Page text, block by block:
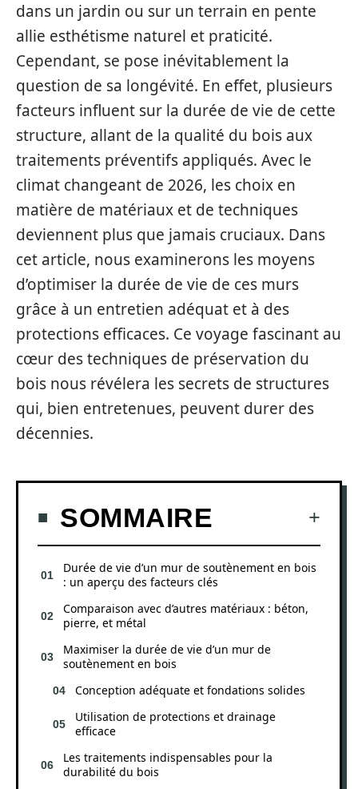
dans un jardin ou sur un terrain en pente
allie esthétisme naturel et praticité.
Cependant, se pose inévitablement la
question de sa longévité. En effet, plusieurs
facteurs influent sur la durée de vie de cette
structure, allant de la qualité du bois aux
traitements préventifs appliqués. Avec le
climat changeant de 2026, les choix en
matière de matériaux et de techniques
deviennent plus que jamais cruciaux. Dans
cet article, nous examinerons les moyens
d’optimiser la durée de vie de ces murs
grâce à un entretien adéquat et à des
protections efficaces. Ce voyage fascinant au
cœur des techniques de préservation du
bois nous révélera les secrets de structures
qui, bien entretenues, peuvent durer des
décennies.
SOMMAIRE
Durée de vie d’un mur de soutènement en bois
: un aperçu des facteurs clés
Comparaison avec d’autres matériaux : béton,
pierre, et métal
Maximiser la durée de vie d’un mur de
soutènement en bois
Conception adéquate et fondations solides
Utilisation de protections et drainage
efficace
Les traitements indispensables pour la
durabilité du bois